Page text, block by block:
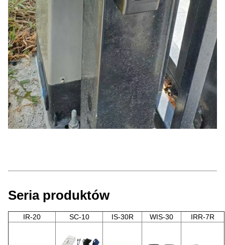
Seria produktów
IR-20 SC-10 IS-30R WIS-30 IRR-7R